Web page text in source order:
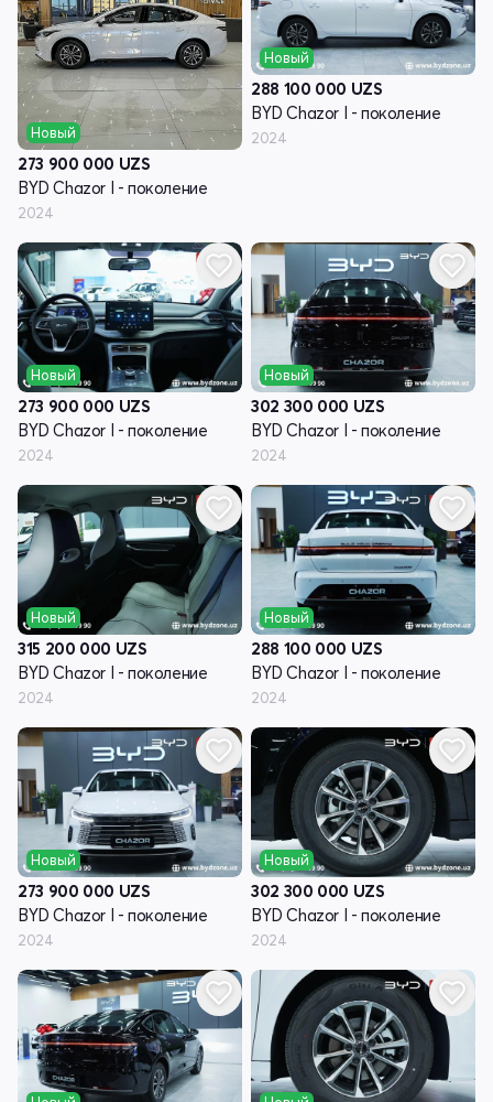
Новый
273 900 000 UZS
BYD Chazor I - поколение
2024
Новый
288 100 000 UZS
BYD Chazor I - поколение
2024
Новый
273 900 000 UZS
BYD Chazor I - поколение
2024
Новый
302 300 000 UZS
BYD Chazor I - поколение
2024
Новый
315 200 000 UZS
BYD Chazor I - поколение
2024
Новый
288 100 000 UZS
BYD Chazor I - поколение
2024
Новый
273 900 000 UZS
BYD Chazor I - поколение
2024
Новый
302 300 000 UZS
BYD Chazor I - поколение
2024